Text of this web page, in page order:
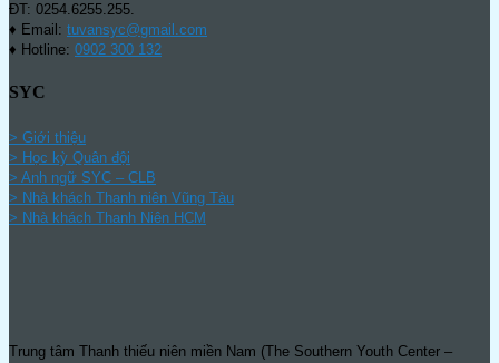
ĐT: 0254.6255.255.
♦ Email: tuvansyc@gmail.com
♦ Hotline: 0902 300 132
SYC
> Giới thiệu
> Học kỳ Quân đội
> Anh ngữ SYC – CLB
> Nhà khách Thanh niên Vũng Tàu
> Nhà khách Thanh Niên HCM
Trung tâm Thanh thiếu niên miền Nam (The Southern Youth Center –